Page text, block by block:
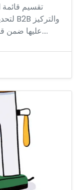
تقسيم
عليها ضمن قائمتك، ضع في اعتبارك الطرق التالية....